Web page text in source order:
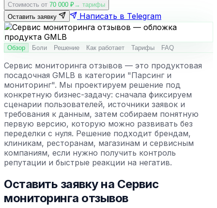
Стоимость от 70 000 ₽→ тарифы
Оставить заявку
Написать в Telegram
Обзор Боли Решение Как работает Тарифы FAQ
Сервис мониторинга отзывов — это продуктовая
посадочная GMLB в категории "Парсинг и
мониторинг". Мы проектируем решение под
конкретную бизнес-задачу: сначала фиксируем
сценарии пользователей, источники заявок и
требования к данным, затем собираем понятную
первую версию, которую можно развивать без
переделки с нуля. Решение подходит брендам,
клиникам, ресторанам, магазинам и сервисным
компаниям, если нужно получить контроль
репутации и быстрые реакции на негатив.
Оставить заявку на Сервис
мониторинга отзывов